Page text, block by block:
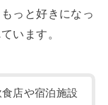
っと好きになっ
います。
店や宿泊施設